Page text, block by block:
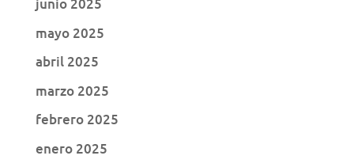
junio 2025
mayo 2025
abril 2025
marzo 2025
febrero 2025
enero 2025